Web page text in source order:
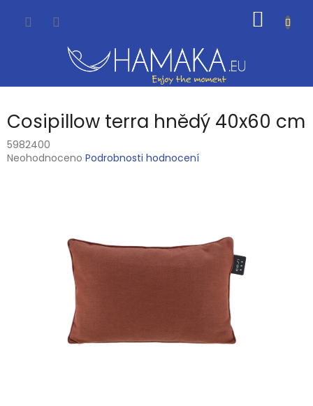
KOŠÍK
Cosipillow terra hnědý 40x60 cm
5982400
Průměrné
Neohodnoceno Podrobnosti hodnocení